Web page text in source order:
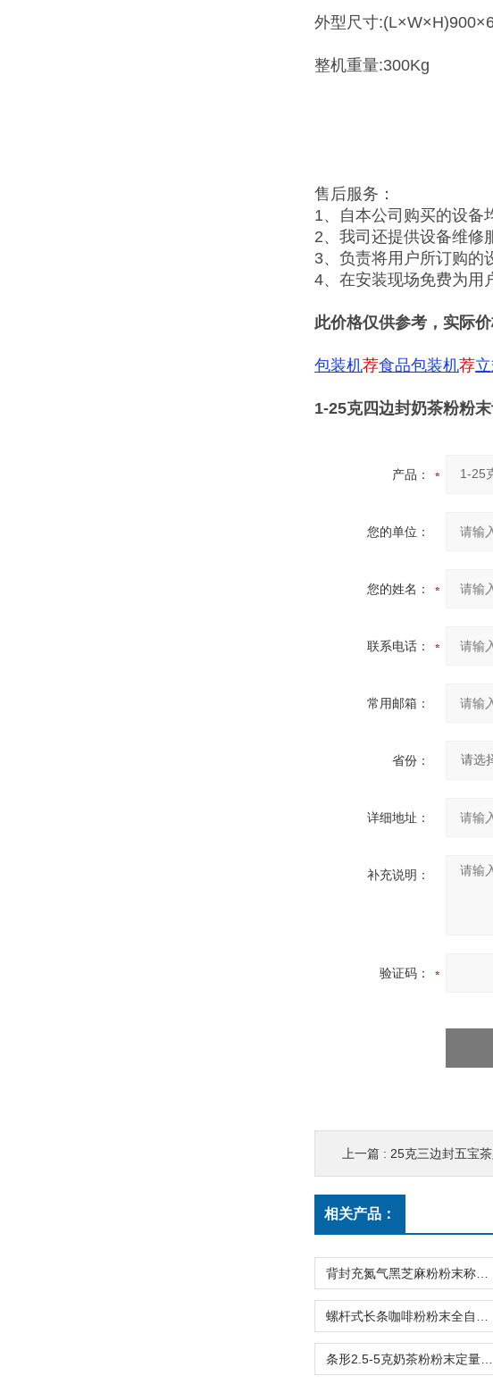
外型尺寸
整机重量:300Kg
售后服务：
1、自本公司购买的设备
2、我司还提供设备维修
3、负责将用户所订购的
4、在安装现场免费为用
此价格仅供参考，实际
包装机荐食品包装机荐
1-25克四边封奶茶粉粉
产品：
您的单位：
您的姓名：
联系电话：
常用邮箱：
省份：
详细地址：
补充说明：
验证码：
上一篇 : 25克三边封五宝茶定
相关产品：